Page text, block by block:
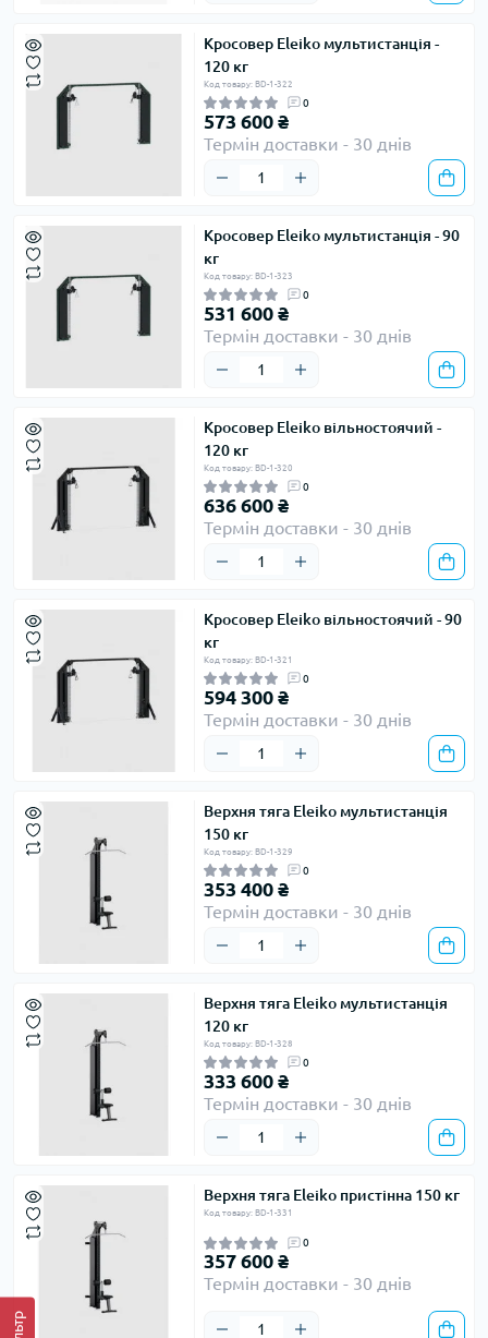
Кросовер Eleiko мультистанція -
120 кг
Код товару: BD-1-322
0
573 600 ₴
Термін доставки - 30 днів
Кросовер Eleiko мультистанція - 90
кг
Код товару: BD-1-323
0
531 600 ₴
Термін доставки - 30 днів
Кросовер Eleiko вільностоячий -
120 кг
Код товару: BD-1-320
0
636 600 ₴
Термін доставки - 30 днів
Кросовер Eleiko вільностоячий - 90
кг
Код товару: BD-1-321
0
594 300 ₴
Термін доставки - 30 днів
Верхня тяга Eleiko мультистанція
150 кг
Код товару: BD-1-329
0
353 400 ₴
Термін доставки - 30 днів
Верхня тяга Eleiko мультистанція
120 кг
Код товару: BD-1-328
0
333 600 ₴
Термін доставки - 30 днів
Верхня тяга Eleiko пристінна 150 кг
Код товару: BD-1-331
0
357 600 ₴
Термін доставки - 30 днів